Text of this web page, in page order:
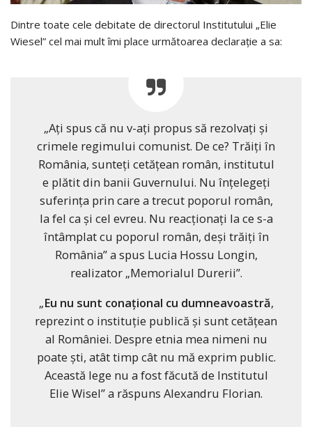
Dintre toate cele debitate de directorul Institutului „Elie
Wiesel” cel mai mult îmi place următoarea declarație a sa:
„Aţi spus că nu v-aţi propus să rezolvaţi şi
crimele regimului comunist. De ce? Trăiţi în
România, sunteţi cetăţean român, institutul
e plătit din banii Guvernului. Nu înţelegeţi
suferinţa prin care a trecut poporul român,
la fel ca şi cel evreu. Nu reacţionaţi la ce s-a
întâmplat cu poporul român, deşi trăiţi în
România” a spus Lucia Hossu Longin,
realizator „Memorialul Durerii”.
„Eu nu sunt conaţional cu dumneavoastră,
reprezint o instituţie publică şi sunt cetăţean
al României. Despre etnia mea nimeni nu
poate şti, atât timp cât nu mă exprim public.
Această lege nu a fost făcută de Institutul
Elie Wisel” a răspuns Alexandru Florian.